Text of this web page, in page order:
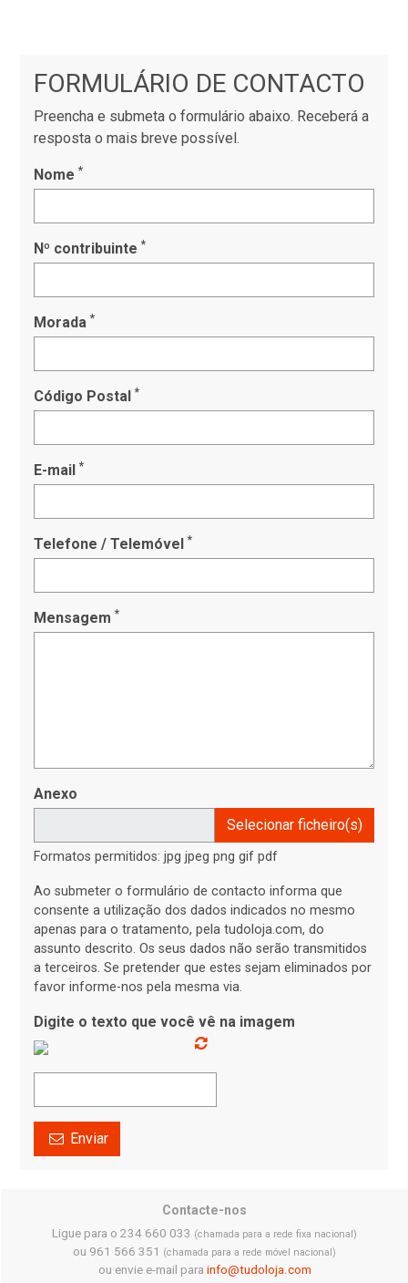
FORMULÁRIO DE CONTACTO
Preencha e submeta o formulário abaixo. Receberá a
resposta o mais breve possível.
Nome*
Nº contribuinte*
Morada*
Código Postal*
E-mail*
Telefone / Telemóvel*
Mensagem*
Anexo
Selecionar ficheiro(s)
Formatos permitidos: jpg jpeg png gif pdf
Ao submeter o formulário de contacto informa que
consente a utilização dos dados indicados no mesmo
apenas para o tratamento, pela tudoloja.com, do
assunto descrito. Os seus dados não serão transmitidos
a terceiros. Se pretender que estes sejam eliminados por
favor informe-nos pela mesma via.
Digite o texto que você vê na imagem
Enviar
Contacte-nos
Ligue para o 234 660 033 (chamada para a rede fixa nacional)
ou 961 566 351 (chamada para a rede móvel nacional)
ou envie e-mail para info@tudoloja.com